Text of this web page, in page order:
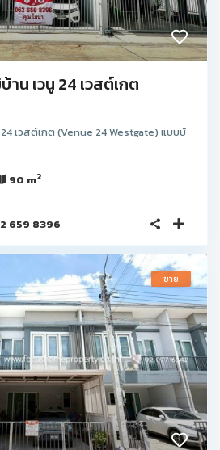
น เวนู 24 เวสต์เกต
เวสต์เกต (Venue 24 Westgate) แบบบ้
90 m2
659 8396
ขาย